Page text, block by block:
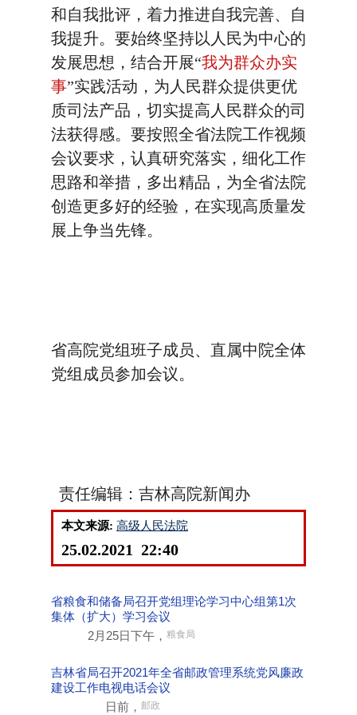
和自我批评，着力推进自我完善、自
我提升。要始终坚持以人民为中心的
发展思想，结合开展“我为群众办实
事”实践活动，为人民群众提供更优
质司法产品，切实提高人民群众的司
法获得感。要按照全省法院工作视频
会议要求，认真研究落实，细化工作
思路和举措，多出精品，为全省法院
创造更多好的经验，在实现高质量发
展上争当先锋。
省高院党组班子成员、直属中院全体
党组成员参加会议。
责任编辑：吉林高院新闻办
本文来源: 高级人民法院
25.02.2021 22:40
省粮食和储备局召开党组理论学习中心组第1次
集体（扩大）学习会议
2月25日下午， 粮食局
吉林省局召开2021年全省邮政管理系统党风廉政
建设工作电视电话会议
日前， 邮政